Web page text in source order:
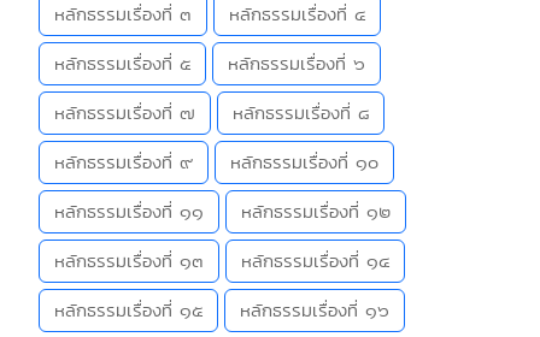
หลักธรรมเรื่องที่ ๓
หลักธรรมเรื่องที่ ๔
หลักธรรมเรื่องที่ ๕
หลักธรรมเรื่องที่ ๖
หลักธรรมเรื่องที่ ๗
หลักธรรมเรื่องที่ ๘
หลักธรรมเรื่องที่ ๙
หลักธรรมเรื่องที่ ๑๐
หลักธรรมเรื่องที่ ๑๑
หลักธรรมเรื่องที่ ๑๒
หลักธรรมเรื่องที่ ๑๓
หลักธรรมเรื่องที่ ๑๔
หลักธรรมเรื่องที่ ๑๕
หลักธรรมเรื่องที่ ๑๖